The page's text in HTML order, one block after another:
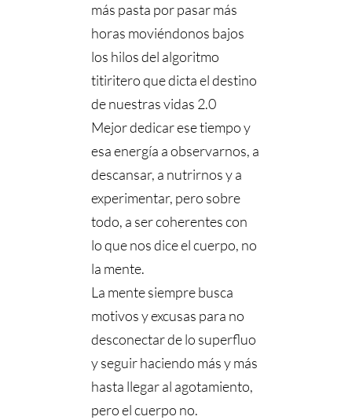
más pasta por pasar más
horas moviéndonos bajos
los hilos del algoritmo
titiritero que dicta el destino
de nuestras vidas 2.0
Mejor dedicar ese tiempo y
esa energía a observarnos, a
descansar, a nutrirnos y a
experimentar, pero sobre
todo, a ser coherentes con
lo que nos dice el cuerpo, no
la mente.
La mente siempre busca
motivos y excusas para no
desconectar de lo superfluo
y seguir haciendo más y más
hasta llegar al agotamiento,
pero el cuerpo no.